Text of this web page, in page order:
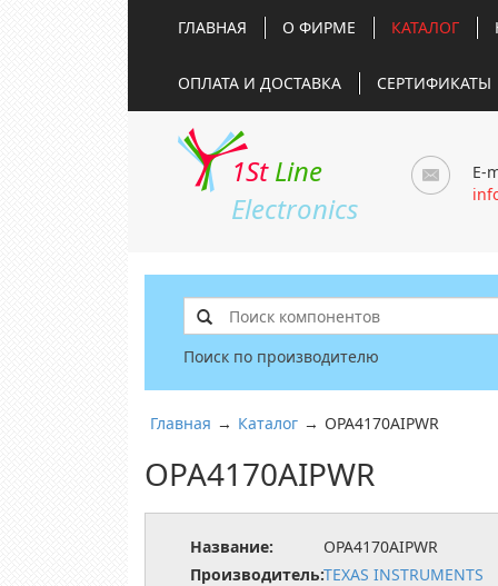
ГЛАВНАЯ О ФИРМЕ КАТАЛОГ
ОПЛАТА И ДОСТАВКА СЕРТИФИКАТЫ
1St Line
Electronics
E-
Поиск по производителю
Главная → Каталог → OPA4170AIPWR
OPA4170AIPWR
Название:
OPA4170AIPWR
Производитель:TEXAS INSTRUMENTS